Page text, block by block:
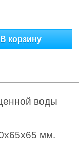
В корзину
воды
мм.